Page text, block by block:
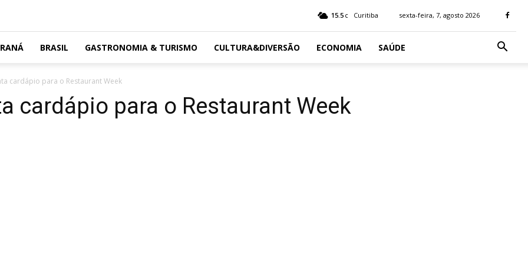
15.5 C Curitiba sexta-feira, 7, agosto 2026
BRASIL GASTRONOMIA & TURISMO CULTURA&DIVERSÃO ECONOMIA SAÚDE
cardápio para o Restaurant Week
cardápio para o Restaurant Week